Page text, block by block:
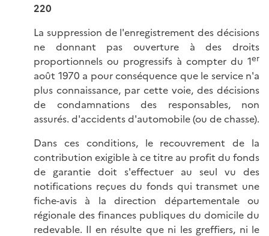
220
La suppression de l'enregistrement des décisions
ne donnant pas ouverture à des droits
proportionnels ou progressifs à compter du 1er
août 1970 a pour conséquence que le service n'a
plus connaissance, par cette voie, des décisions
de condamnations des responsables, non
assurés. d'accidents d'automobile (ou de chasse).
Dans ces conditions, le recouvrement de la
contribution exigible à ce titre au profit du fonds
de garantie doit s'effectuer au seul vu des
notifications reçues du fonds qui transmet une
fiche-avis à la direction départementale ou
régionale des finances publiques du domicile du
redevable. Il en résulte que ni les greffiers, ni le